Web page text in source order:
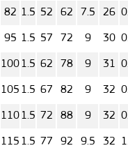
82 1.5 52 62 7.5 26
95 1.5 57 72 9 30
1001.5 62 78 9 31
105 1.5 67 82 9 32
1101.5 72 88 9 32
115 1.5 77 92 9.5 32